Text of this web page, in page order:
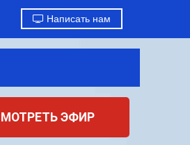
Написать нам
ЭФИР